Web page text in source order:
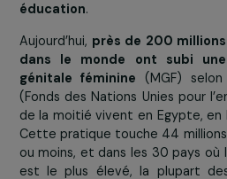
sécurité et le travail des
diverses formes de
qu’elles soient sexuelles,
qui ont desrépercussions
éducation.
Aujourd’hui,près de 200
dans le monde ont subi
génitale féminine (MGF)